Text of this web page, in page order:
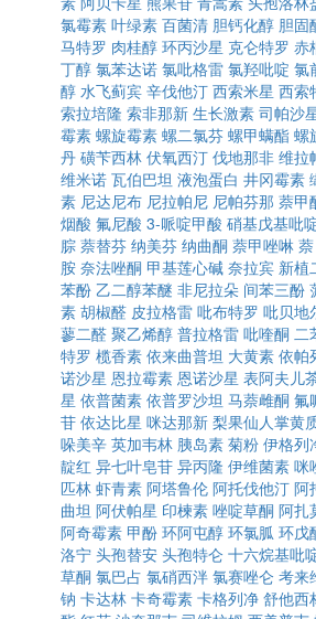
氯霉素 叶绿素 百菌清 胆钙化醇 胆固
马特罗 肉桂醇 环丙沙星 克仑特罗 赤
丁醇 氯苯达诺 氯吡格雷 氯羟吡啶 氯
醇 水飞蓟宾 辛伐他汀 西索米星 西索
索拉培隆 索非那新 生长激素 司帕沙
霉素 螺旋霉素 螺二氯芬 螺甲螨酯 螺
丹 磺苄西林 伏氧西汀 伐地那非 维拉
维米诺 瓦伯巴坦 液泡蛋白 井冈霉素
素 尼达尼布 尼拉帕尼 尼帕芬那 萘甲
烟酸 氟尼酸 3-哌啶甲酸 硝基戊基吡
腙 萘替芬 纳美芬 纳曲酮 萘甲唑啉 萘
胺 奈法唑酮 甲基莲心碱 奈拉宾 新植
苯酚 乙二醇苯醚 非尼拉朵 间苯三酚
素 胡椒醛 皮拉格雷 吡布特罗 吡贝地
蓼二醛 聚乙烯醇 普拉格雷 吡喹酮 二
特罗 榄香素 依来曲普坦 大黄素 依帕
诺沙星 恩拉霉素 恩诺沙星 表阿夫儿
星 依普菌素 依普罗沙坦 马萘雌酮 氟
苷 依达比星 咪达那新 梨果仙人掌黄
哚美辛 英加韦林 胰岛素 菊粉 伊格列
靛红 异七叶皂苷 异丙隆 伊维菌素 咪
匹林 虾青素 阿塔鲁伦 阿托伐他汀 阿
曲坦 阿伏帕星 印楝素 唑啶草酮 阿扎
阿奇霉素 甲酚 环阿屯醇 环氯胍 环戊
洛宁 头孢替安 头孢特仑 十六烷基吡
草酮 氯巴占 氯硝西泮 氯赛唑仑 考来
钠 卡达林 卡奇霉素 卡格列净 舒他西